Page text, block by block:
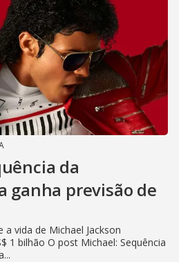
da
ganha previsão de
vida de Michael Jackson
1 bilhão O post Michael: Sequência